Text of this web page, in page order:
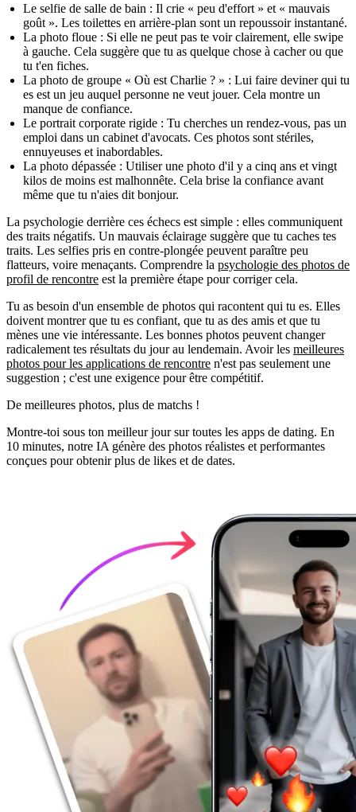
Le selfie de salle de bain : Il crie « peu d'effort » et « mauvais
goût ». Les toilettes en arrière-plan sont un repoussoir instantané.
La photo floue : Si elle ne peut pas te voir clairement, elle swipe
à gauche. Cela suggère que tu as quelque chose à cacher ou que
tu t'en fiches.
La photo de groupe « Où est Charlie ? » : Lui faire deviner qui tu
es est un jeu auquel personne ne veut jouer. Cela montre un
manque de confiance.
Le portrait corporate rigide : Tu cherches un rendez-vous, pas un
emploi dans un cabinet d'avocats. Ces photos sont stériles,
ennuyeuses et inabordables.
La photo dépassée : Utiliser une photo d'il y a cinq ans et vingt
kilos de moins est malhonnête. Cela brise la confiance avant
même que tu n'aies dit bonjour.
La psychologie derrière ces échecs est simple : elles communiquent
des traits négatifs. Un mauvais éclairage suggère que tu caches tes
traits. Les selfies pris en contre-plongée peuvent paraître peu
flatteurs, voire menaçants. Comprendre la psychologie des photos de
profil de rencontre est la première étape pour corriger cela.
Tu as besoin d'un ensemble de photos qui racontent qui tu es. Elles
doivent montrer que tu es confiant, que tu as des amis et que tu
mènes une vie intéressante. Les bonnes photos peuvent changer
radicalement tes résultats du jour au lendemain. Avoir les meilleures
photos pour les applications de rencontre n'est pas seulement une
suggestion ; c'est une exigence pour être compétitif.
De meilleures photos, plus de matchs !
Montre-toi sous ton meilleur jour sur toutes les apps de dating. En
10 minutes, notre IA génère des photos réalistes et performantes
conçues pour obtenir plus de likes et de dates.